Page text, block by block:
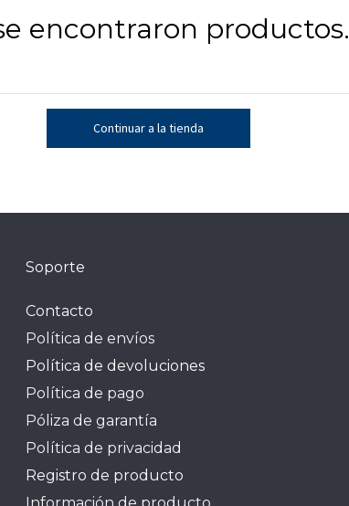
encontraron productos.
Continuar a la tienda
Soporte
Contacto
Política de envíos
Política de devoluciones
Política de pago
Póliza de garantía
Política de privacidad
Registro de producto